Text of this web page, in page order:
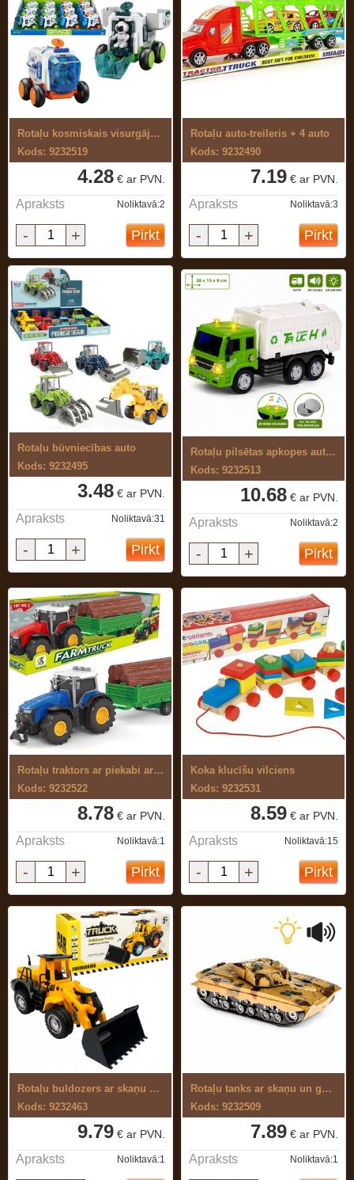
Rotaļu kosmiskais visurgājējs
Kods: 9232519
4.28 € ar PVN.
Apraksts Noliktavā:2
- + Pirkt
Rotaļu auto-treileris + 4 auto
Kods: 9232490
7.19 € ar PVN.
Apraksts Noliktavā:3
- + Pirkt
Rotaļu būvniecības auto
Kods: 9232495
3.48 € ar PVN.
Apraksts Noliktavā:31
- + Pirkt
Rotaļu pilsētas apkopes auto,ar skaņu ...
Kods: 9232513
10.68 € ar PVN.
Apraksts Noliktavā:2
- + Pirkt
Rotaļu traktors ar piekabi ar baterijām
Kods: 9232522
8.78 € ar PVN.
Apraksts Noliktavā:1
- + Pirkt
Koka klucīšu vilciens
Kods: 9232531
8.59 € ar PVN.
Apraksts Noliktavā:15
- + Pirkt
Rotaļu buldozers ar skaņu un gaismu
Kods: 9232463
9.79 € ar PVN.
Apraksts Noliktavā:1
Rotaļu tanks ar skaņu un gaismu
Kods: 9232509
7.89 € ar PVN.
Apraksts Noliktavā:1